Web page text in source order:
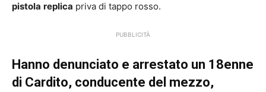
pistola replica priva di tappo rosso.
PUBBLICITÀ
Hanno denunciato e arrestato un 18enne
di Cardito, conducente del mezzo,